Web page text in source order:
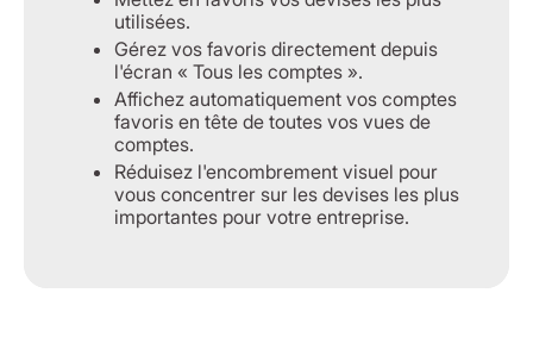
utilisées.
Gérez vos favoris directement depuis
l'écran « Tous les comptes ».
Affichez automatiquement vos comptes
favoris en tête de toutes vos vues de
comptes.
Réduisez l'encombrement visuel pour
vous concentrer sur les devises les plus
importantes pour votre entreprise.